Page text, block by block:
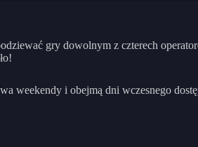
gry dowolnym z czterech
weekendy i obejmą dni wczesnego